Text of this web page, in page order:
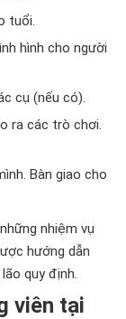
tuổi.
hình cho người
cụ (nếu có).
ra các trò chơi.
Bàn giao cho
nhiệm vụ
hướng dẫn
quy định.
viên tại